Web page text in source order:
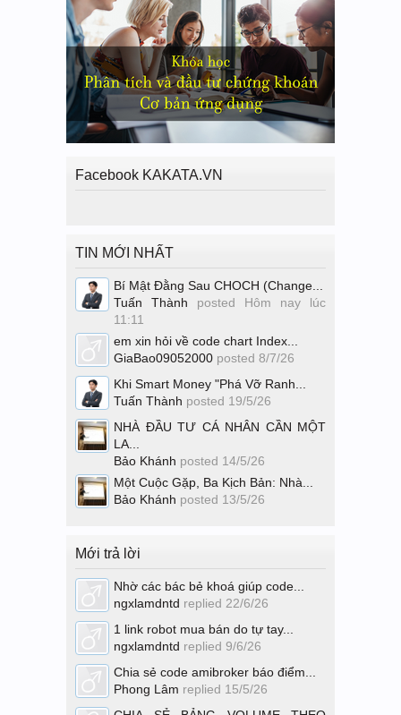
Facebook KAKATA.VN
TIN MỚI NHẤT
Bí Mật Đằng Sau CHOCH (Change...
Tuấn Thành posted Hôm nay lúc
11:11
em xin hỏi về code chart Index...
GiaBao09052000 posted 8/7/26
Khi Smart Money "Phá Vỡ Ranh...
Tuấn Thành posted 19/5/26
NHÀ ĐẦU TƯ CÁ NHÂN CẦN MỘT
LA...
Bảo Khánh posted 14/5/26
Một Cuộc Gặp, Ba Kịch Bản: Nhà...
Bảo Khánh posted 13/5/26
Mới trả lời
Nhờ các bác bẻ khoá giúp code...
ngxlamdntd replied 22/6/26
1 link robot mua bán do tự tay...
ngxlamdntd replied 9/6/26
Chia sẻ code amibroker báo điểm...
Phong Lâm replied 15/5/26